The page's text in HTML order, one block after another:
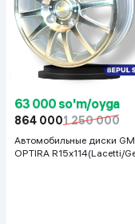
63 000 so'm/oyga
864 0001 250 000
Автомобильные диски GM
OPTIRA R15x114(Lacetti/Gentra) 1